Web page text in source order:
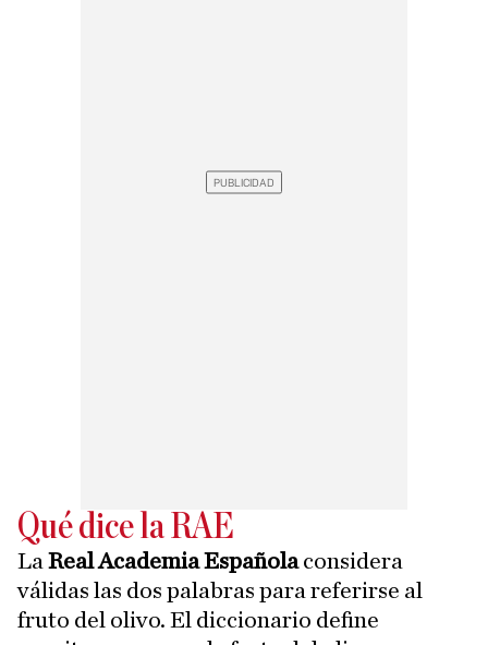
Qué dice la RAE
La Real Academia Españolaconsidera
válidas las dos palabras para referirse al
fruto del olivo. El diccionario define